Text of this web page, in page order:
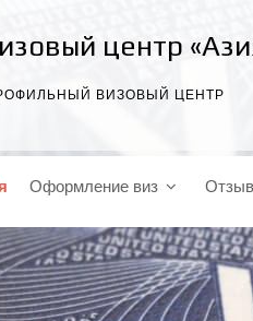
центр
ВИЗОВЫЙ ЦЕНТР
Оформление виз